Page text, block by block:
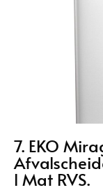
7. EKO
l Mat RVS.